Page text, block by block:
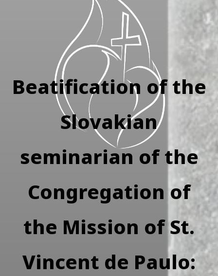
Beatification of the
Slovakian
seminarian of the
Congregation of
the Mission of St.
Vincent de Paulo: